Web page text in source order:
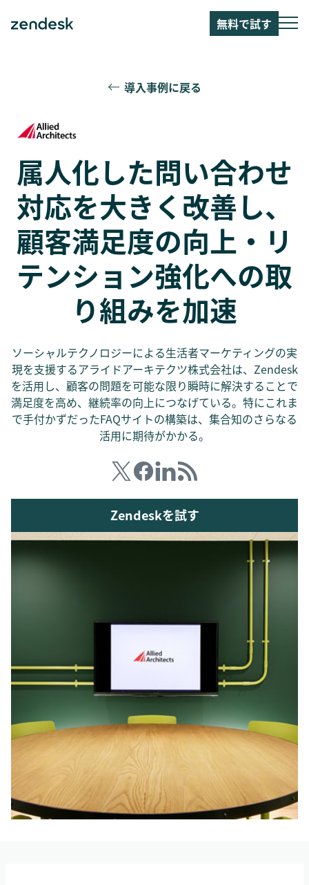
無料で試す
導入事例に戻る
属人化した問い合わせ
対応を大きく改善し、
顧客満足度の向上・リ
テンション強化への取
り組みを加速
ソーシャルテクノロジーによる生活者マーケティングの実
現を支援するアライドアーキテクツ株式会社は、Zendesk
を活用し、顧客の問題を可能な限り瞬時に解決することで
満足度を高め、継続率の向上につなげている。特にこれま
で手付かずだったFAQサイトの構築は、集合知のさらなる
活用に期待がかかる。
Zendeskを試す